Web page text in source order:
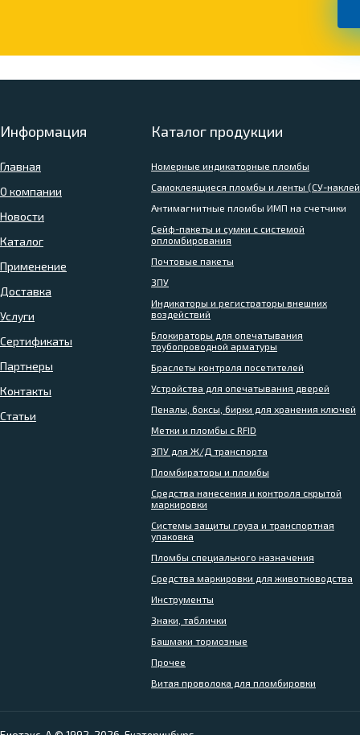
Информация
Главная
О компании
Новости
Каталог
Применение
Доставка
Услуги
Сертификаты
Партнеры
Контакты
Статьи
Каталог продукции
Номерные индикаторные пломбы
Самоклеящиеся пломбы и ленты (СУ-
Антимагнитные пломбы ИМП на счетчики
Сейф-пакеты и сумки с системой
опломбирования
Почтовые пакеты
ЗПУ
Индикаторы и регистраторы внешних
воздействий
Блокираторы для опечатывания
трубопроводной арматуры
Браслеты контроля посетителей
Устройства для опечатывания дверей
Пеналы, боксы, бирки для хранения ключей
Метки и пломбы с RFID
ЗПУ для Ж/Д транспорта
Пломбираторы и пломбы
Средства нанесения и контроля скрытой
маркировки
Системы защиты груза и транспортная
упаковка
Пломбы специального назначения
Средства маркировки для животноводства
Инструменты
Знаки, таблички
Башмаки тормозные
Прочее
Витая проволока для пломбировки